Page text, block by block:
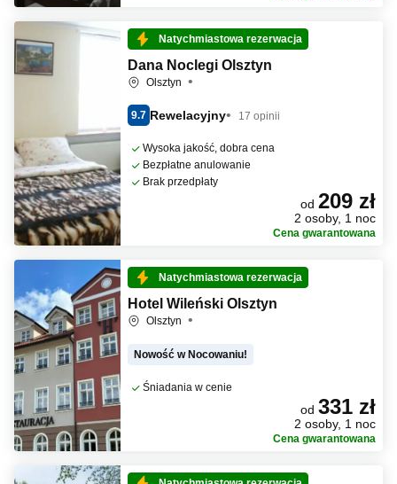
Natychmiastowa rezerwacja
Dana Noclegi Olsztyn
Olsztyn
9.7 Rewelacyjny 17 opinii
Wysoka jakość, dobra cena
Bezpłatne anulowanie
Brak przedpłaty
od 209 zł
2 osoby, 1 noc
Cena gwarantowana
Natychmiastowa rezerwacja
Hotel Wileński Olsztyn
Olsztyn
Nowość w Nocowaniu!
Śniadania w cenie
od 331 zł
2 osoby, 1 noc
Cena gwarantowana